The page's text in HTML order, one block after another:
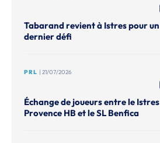
Tabarand revient à Istres pour un
dernier défi
PRL | 21/07/2026
Échange de joueurs entre le Istres
Provence HB et le SL Benfica